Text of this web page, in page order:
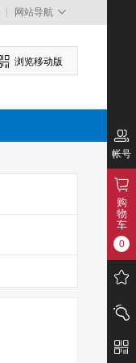
网站导航
浏览移动版
帐号
购
物
车
0